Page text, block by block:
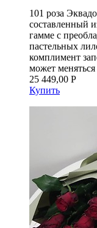
101 роза
составленный
гамме с
пастельных
комплимент
может меняться
25 449,00 Р
Купить